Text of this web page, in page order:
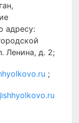
адресу:
Ленина, д. 2;
;